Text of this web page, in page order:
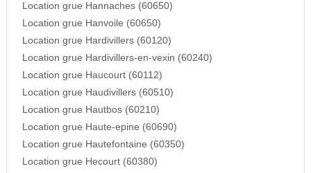
Location grue Hannaches (60650)
Location grue Hanvoile (60650)
Location grue Hardivillers (60120)
Location grue Hardivillers-en-vexin (60240)
Location grue Haucourt (60112)
Location grue Haudivillers (60510)
Location grue Hautbos (60210)
Location grue Haute-epine (60690)
Location grue Hautefontaine (60350)
Location grue Hecourt (60380)